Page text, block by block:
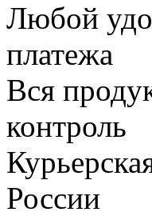
Любой
платежа
Вся
контроль
России